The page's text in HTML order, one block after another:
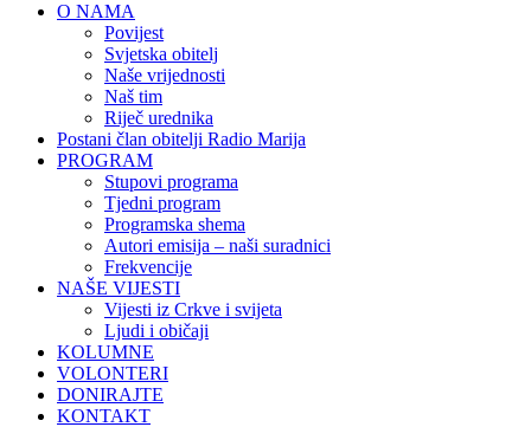
O NAMA
Povijest
Svjetska obitelj
Naše vrijednosti
Naš tim
Riječ urednika
Postani član obitelji Radio Marija
PROGRAM
Stupovi programa
Tjedni program
Programska shema
Autori emisija – naši suradnici
Frekvencije
NAŠE VIJESTI
Vijesti iz Crkve i svijeta
Ljudi i običaji
KOLUMNE
VOLONTERI
DONIRAJTE
KONTAKT